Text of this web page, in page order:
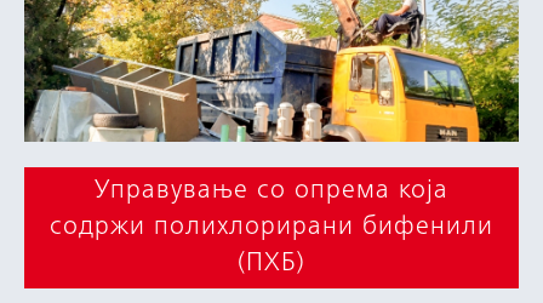
Управување со опрема која
содржи полихлорирани бифенили
(ПХБ)